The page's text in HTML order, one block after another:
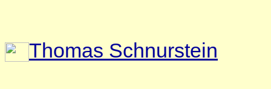
Thomas Schnurstein